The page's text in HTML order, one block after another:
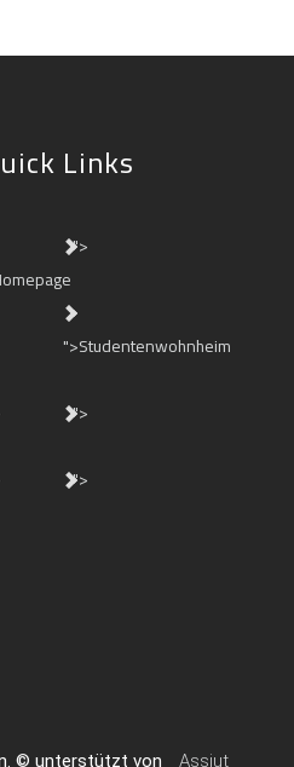
Links
">
">Studentenwohnheim
">
">
© unterstützt von Assiut